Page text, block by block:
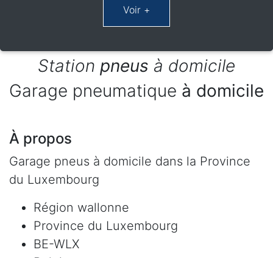
Station pneus à domicile
Garage pneumatique à domicile
À propos
Garage pneus à domicile dans la Province
du Luxembourg
Région wallonne
Province du Luxembourg
BE-WLX